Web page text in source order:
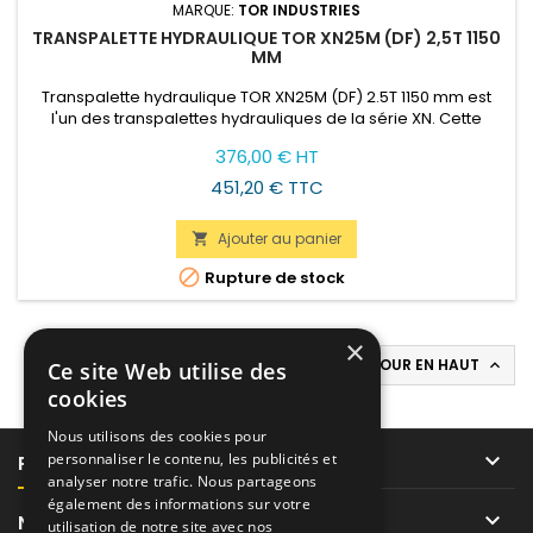
MARQUE: TOR INDUSTRIES
TRANSPALETTE HYDRAULIQUE TOR XN25M (DF) 2,5T 1150
MM
Transpalette hydraulique TOR XN25M (DF) 2.5T 1150 mm est
l'un des transpalettes hydrauliques de la série XN. Cette
jusqu'à 2.5 tonnes et a une longueur des fourches de 1150
mm.
376,00 € HT
451,20 € TTC
 Ajouter au panier
 Rupture de stock
RETOUR EN HAUT 
PRODUITS 
NOTRE SOCIÉTÉ 
×
Ce site Web utilise des
cookies
Nous utilisons des cookies pour
personnaliser le contenu, les publicités et
analyser notre trafic. Nous partageons
également des informations sur votre
utilisation de notre site avec nos